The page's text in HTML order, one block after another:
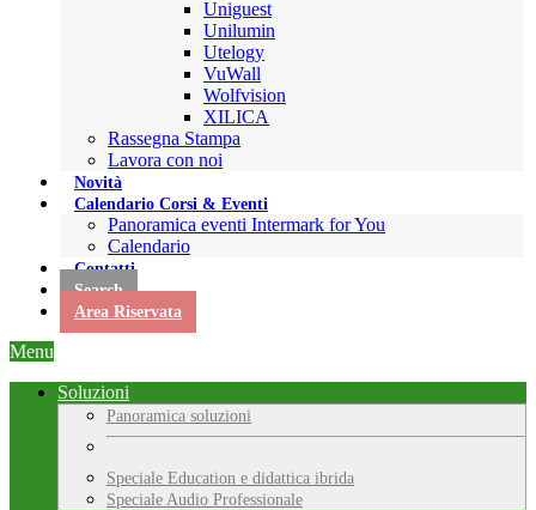
Uniguest
Unilumin
Utelogy
VuWall
Wolfvision
XILICA
Rassegna Stampa
Lavora con noi
Novità
Calendario Corsi & Eventi
Panoramica eventi Intermark for You
Calendario
Contatti
Search
Area Riservata
Menu
Soluzioni
Panoramica soluzioni
Speciale Education e didattica ibrida
Speciale Audio Professionale